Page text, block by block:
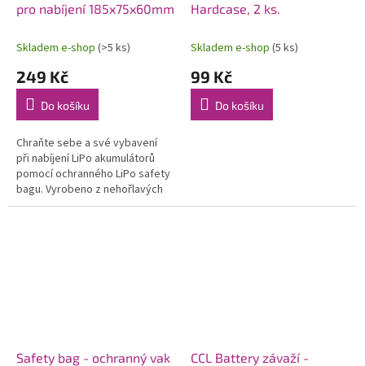
pro nabíjení 185x75x60mm
Skladem e-shop (>5 ks)
249 Kč
Do košíku
Chraňte sebe a své vybavení
při nabíjení LiPo akumulátorů
pomocí ochranného LiPo safety
bagu. Vyrobeno z nehořlavých
materiálů, které omezují šíření
Hardcase, 2 ks.
Skladem e-shop (5 ks)
99 Kč
Do košíku
Safety bag - ochranný vak
CCL Battery závaží -